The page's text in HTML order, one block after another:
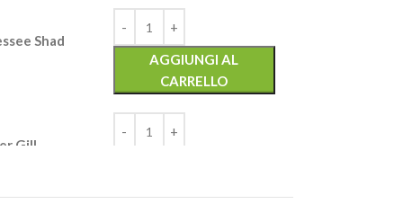
Shad
AGGIUNGI AL
CARRELLO
Gill